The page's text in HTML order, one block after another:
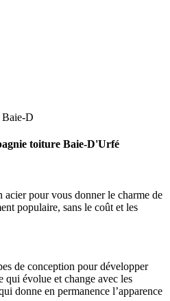
toiture Baie-D'Urfé
acier pour vous donner le charme de
populaire, sans le coût et les
de conception pour développer
qui évolue et change avec les
donne en permanence l’apparence